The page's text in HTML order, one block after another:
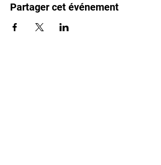
Partager cet événement